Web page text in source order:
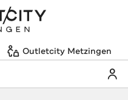
Outletcity Metzingen